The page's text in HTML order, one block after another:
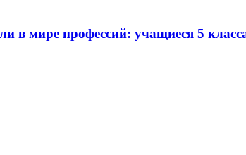
в мире профессий: учащиеся 5